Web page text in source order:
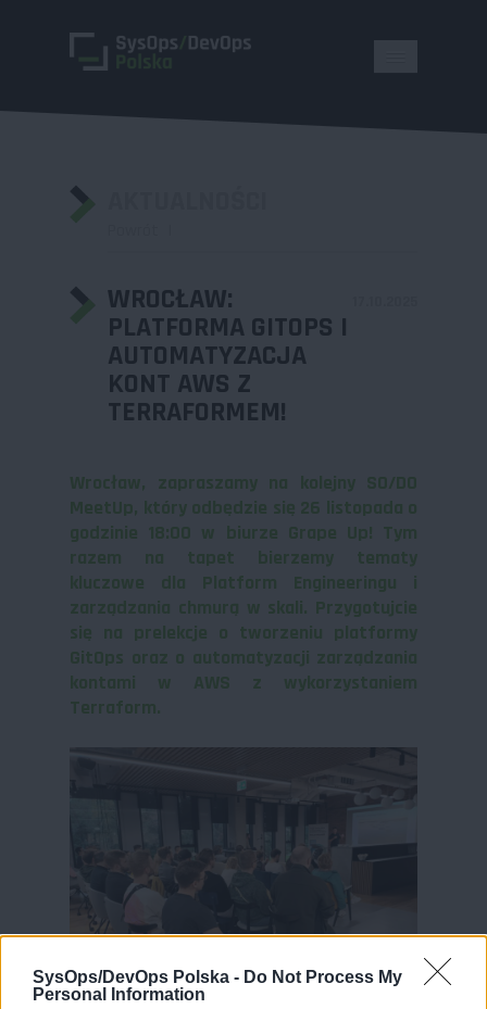
SysOps/DevOps Polska - Do Not Process My
Personal Information
WROCŁAW:
PLATFORMA GITOPS I
AUTOMATYZACJA
KONT AWS Z
TERRAFORMEM!